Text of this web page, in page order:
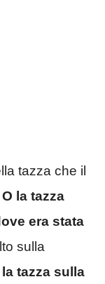
tazza che il
O la tazza
era stata
sulla
tazza sulla